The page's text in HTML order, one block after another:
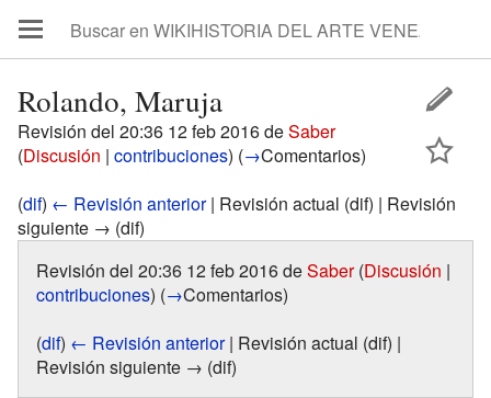
Rolando, Maruja
Revisión del 20:36 12 feb 2016 deSaber
(Discusión | contribuciones) (→Comentarios)
(dif) ← Revisión anterior| Revisión actual (dif) | Revisión
siguiente → (dif)
Revisión del 20:36 12 feb 2016 deSaber (Discusión |
contribuciones) (→Comentarios)
(dif) ← Revisión anterior| Revisión actual (dif) |
Revisión siguiente → (dif)